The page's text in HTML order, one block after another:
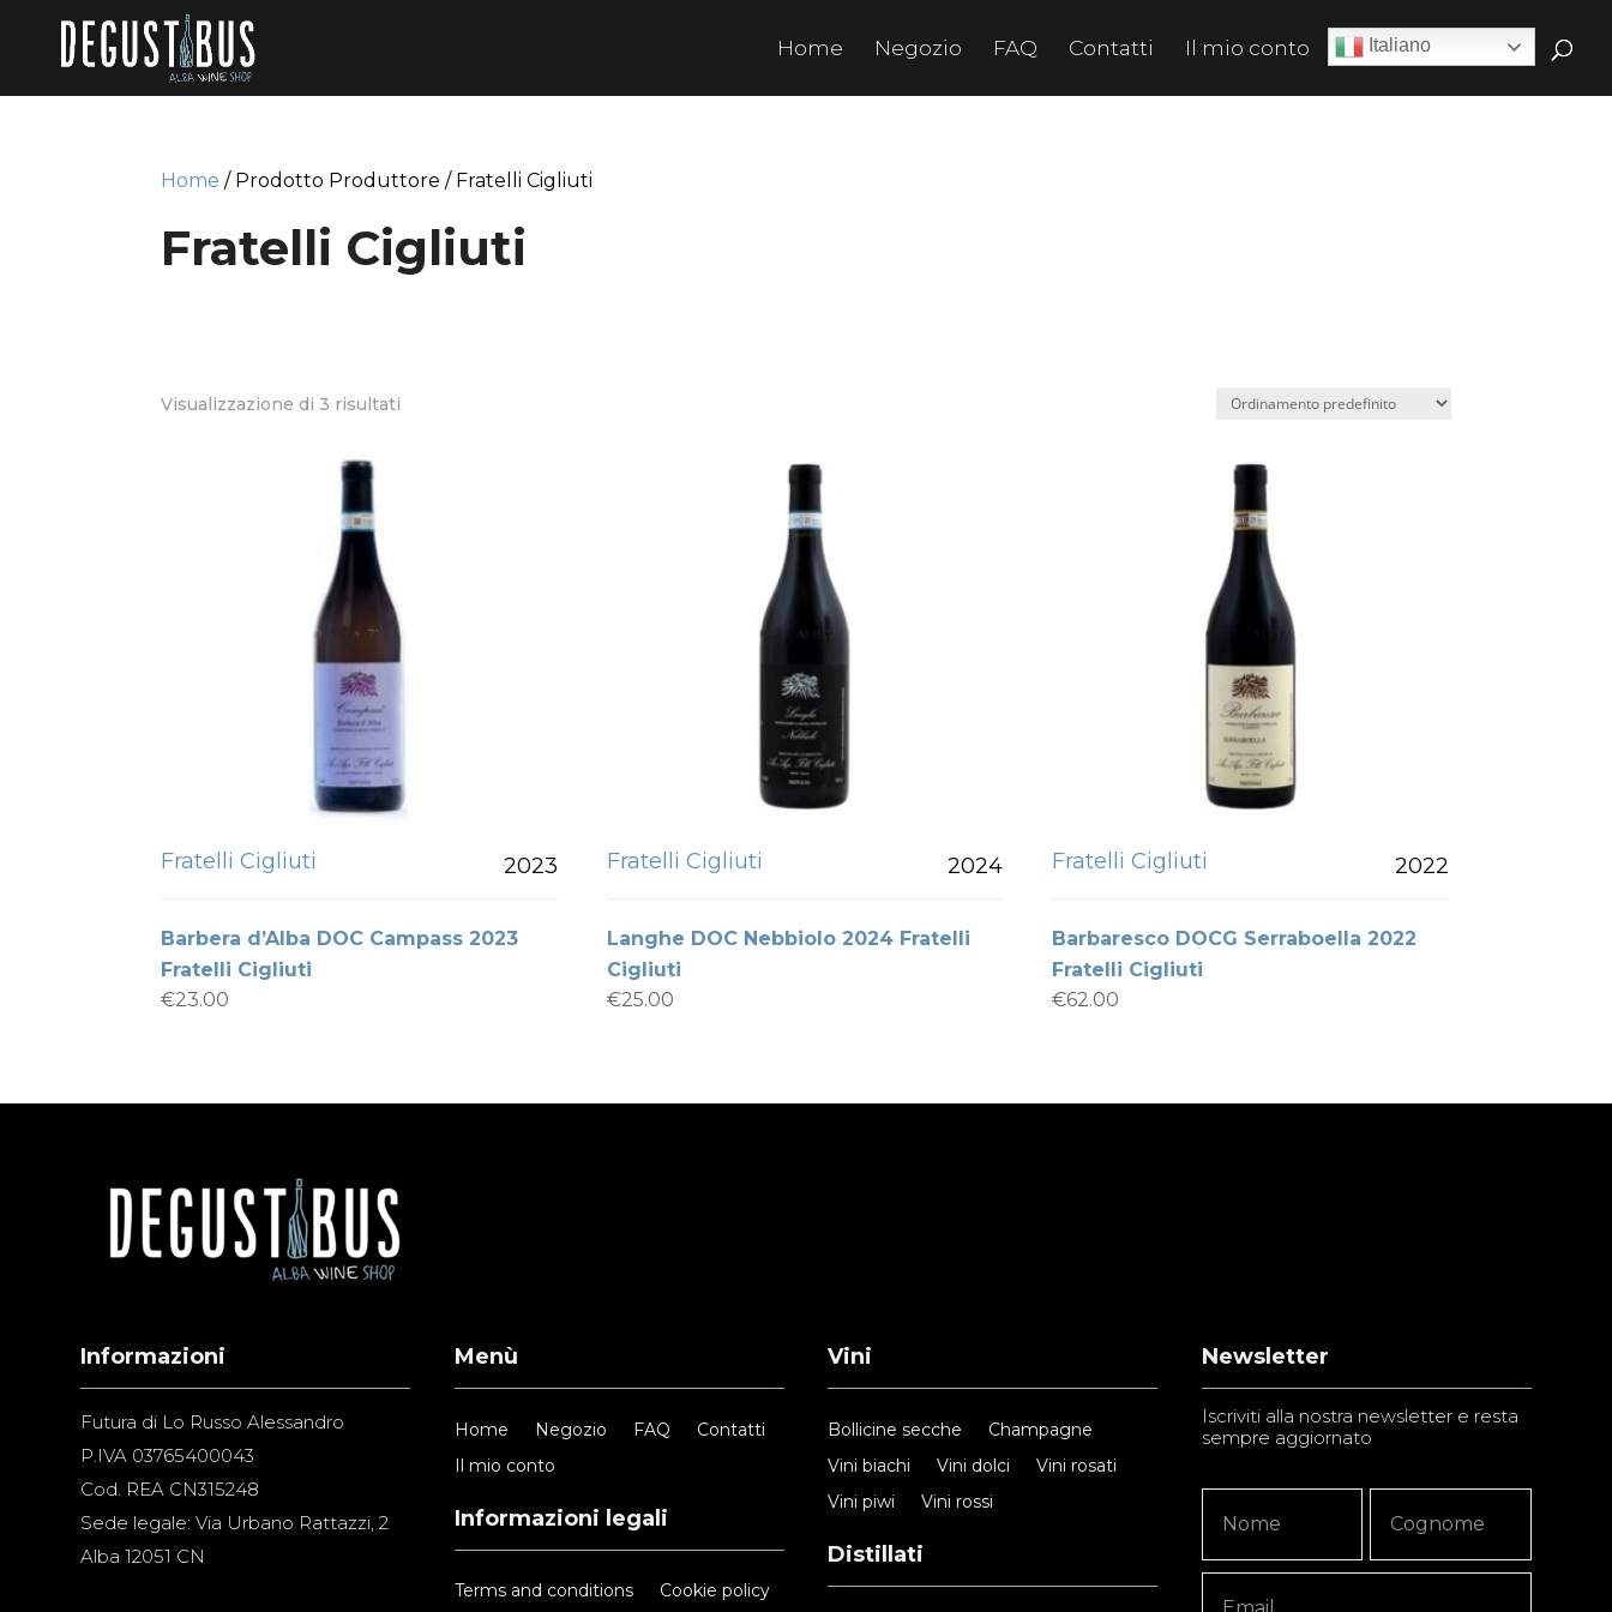
Home Negozio FAQ Contatti Il mio conto
Home / Prodotto Produttore / Fratelli Cigliuti
Fratelli Cigliuti
Visualizzazione di 3 risultati
Fratelli Cigliuti 2023
Barbera d’Alba DOC Campass 2023
Fratelli Cigliuti
€23.00
Fratelli Cigliuti 2024
Langhe DOC Nebbiolo 2024 Fratelli
Cigliuti
€25.00
Fratelli Cigliuti 2022
Barbaresco DOCG Serraboella 2022
Fratelli Cigliuti
€62.00
Informazioni
Futura di Lo Russo Alessandro
P.IVA 03765400043
Cod. REA CN315248
Sede legale: Via Urbano Rattazzi, 2
Alba 12051 CN
Menù
Home Negozio FAQ
Contatti
Il mio conto
Informazioni legali
Terms and conditions Cookie policy
Vini
Bollicine secche
Champagne
Vini biachi
Vini dolci
Vini rosati
Vini piwi
Vini rossi
Distillati
Newsletter
Iscriviti alla nostra newsletter e resta
sempre aggiornato
Signup
Copy
Italiano